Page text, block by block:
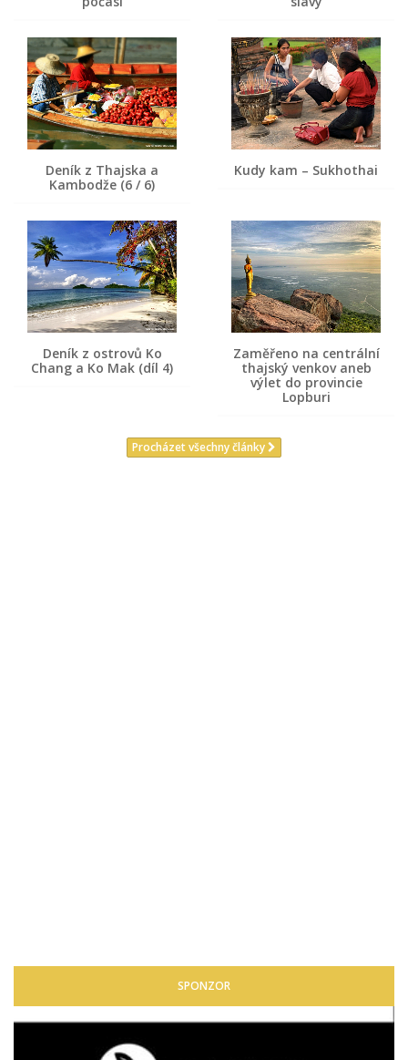
Deník z Thajska a
Kambodže (6 / 6)
Kudy kam – Sukhothai
Deník z ostrovů Ko
Chang a Ko Mak (díl 4)
Zaměřeno na centrální
thajský venkov aneb
výlet do provincie
Lopburi
Procházet všechny články
SPONZOR